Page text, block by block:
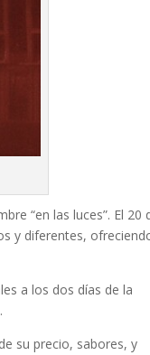
“en las luces”. El 20
y diferentes,
a los dos días de la
su precio, sabores, y